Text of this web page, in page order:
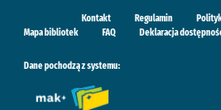
Kontakt Regulamin
Mapa bibliotek
FAQ Deklaracja
Dane pochodzą z systemu: